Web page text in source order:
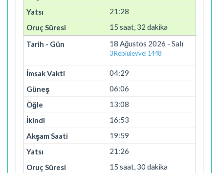
21:28
15 saat, 32 dakika
18 Ağustos 2026 - Salı
3 Rebiülevvel 1448
04:29
06:06
13:08
16:53
19:59
21:26
15 saat, 30 dakika